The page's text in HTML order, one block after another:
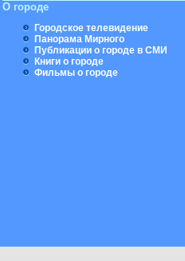
О городе
Городское телевидение
Панорама Мирного
Публикации о городе в СМИ
Книги о городе
Фильмы о городе